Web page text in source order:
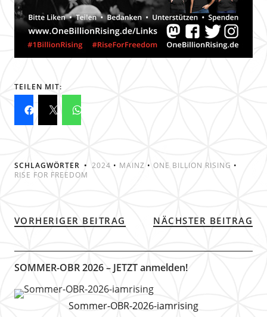
TEILEN MIT:
SCHLAGWÖRTER 2024 • MAINZ • ONE BILLION RISING •
RISE FOR FREEDOM
VORHERIGER BEITRAG NÄCHSTER BEITRAG
SOMMER-OBR 2026 – JETZT anmelden!
Sommer-OBR-2026-iamrising